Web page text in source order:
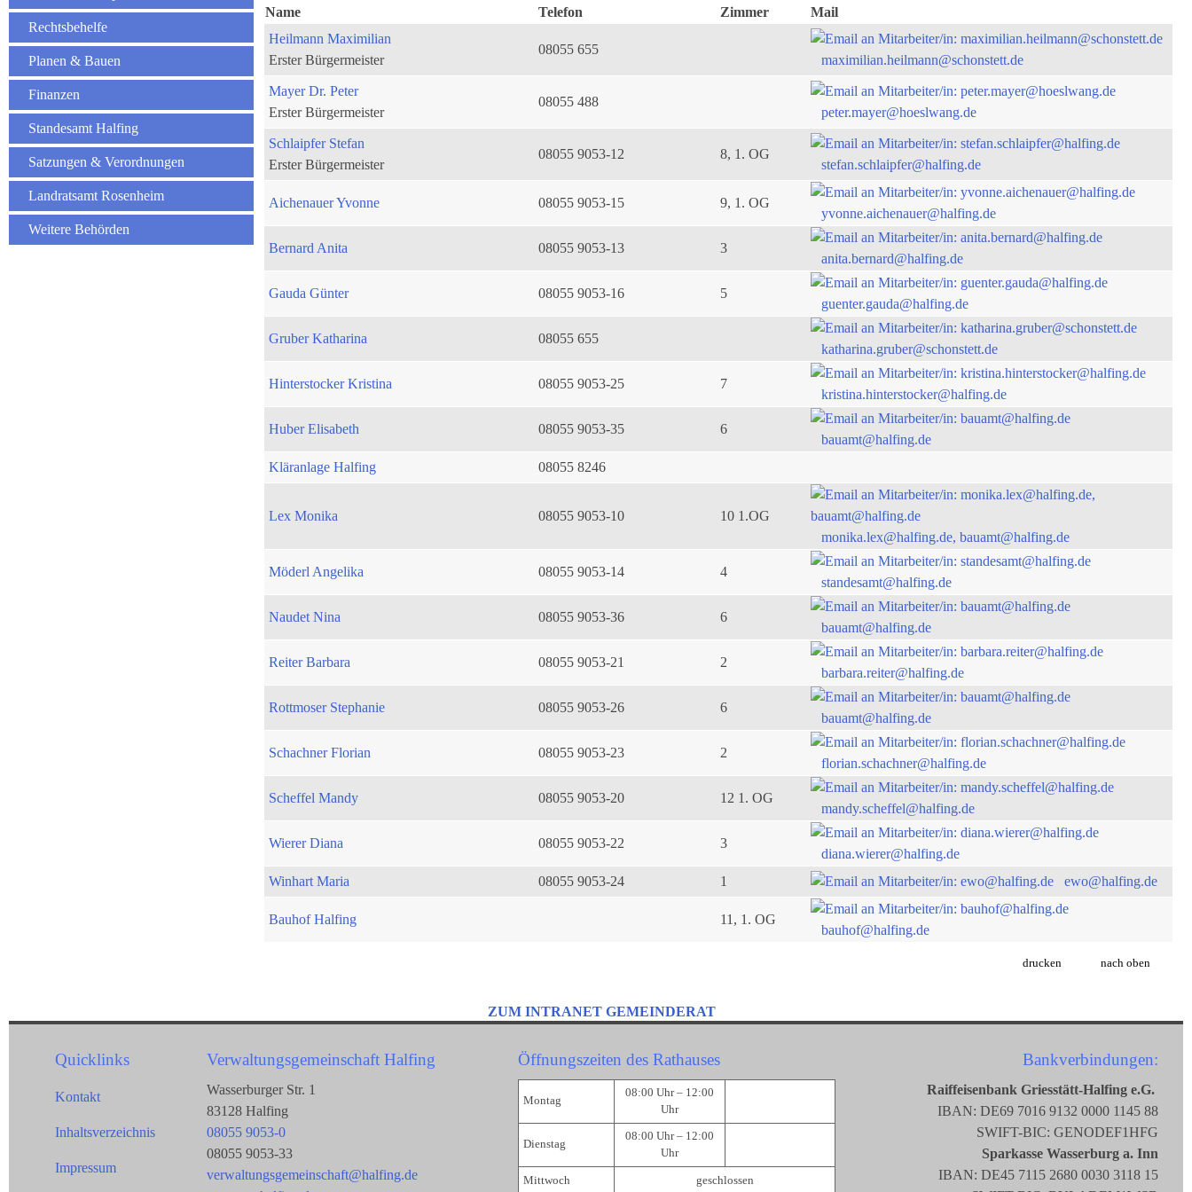
Rechtsbehelfe
Planen & Bauen
Finanzen
Standesamt Halfing
Satzungen & Verordnungen
Landratsamt Rosenheim
Weitere Behörden
Name
Telefon Zimmer
Mail
Heilmann Maximilian
Erster Bürgermeister
08055 655
maximilian.heilmann@schonstett.de
Mayer Dr. Peter
Erster Bürgermeister
08055 488
peter.mayer@hoeslwang.de
Schlaipfer Stefan
Erster Bürgermeister
08055 9053-12 8, 1. OG
stefan.schlaipfer@halfing.de
Aichenauer Yvonne 08055 9053-15 9, 1. OG
yvonne.aichenauer@halfing.de
Bernard Anita 08055 9053-13 3
anita.bernard@halfing.de
Gauda Günter 08055 9053-16 5
guenter.gauda@halfing.de
Gruber Katharina 08055 655
katharina.gruber@schonstett.de
Hinterstocker Kristina 08055 9053-25 7
kristina.hinterstocker@halfing.de
Huber Elisabeth 08055 9053-35 6
bauamt@halfing.de
Kläranlage Halfing
08055 8246
Lex Monika 08055 9053-10
10 1.OG
monika.lex@halfing.de, bauamt@halfing.de
Möderl Angelika 08055 9053-14 4
standesamt@halfing.de
Naudet Nina 08055 9053-36 6
bauamt@halfing.de
Reiter Barbara 08055 9053-21 2
barbara.reiter@halfing.de
Rottmoser Stephanie 08055 9053-26 6
bauamt@halfing.de
Schachner Florian 08055 9053-23 2
florian.schachner@halfing.de
Scheffel Mandy 08055 9053-20 12 1. OG
mandy.scheffel@halfing.de
Wierer Diana 08055 9053-22 3
diana.wierer@halfing.de
Winhart Maria
08055 9053-24 1 ewo@halfing.de
Bauhof Halfing 11, 1. OG
bauhof@halfing.de
drucken nach oben
ZUM INTRANET GEMEINDERAT
Quicklinks
Kontakt
Inhaltsverzeichnis
Impressum
Verwaltungsgemeinschaft Halfing
Wasserburger Str. 1
83128 Halfing
08055 9053-0
08055 9053-33
verwaltungsgemeinschaft@halfing.de
Öffnungszeiten des Rathauses
Montag
08:00 Uhr – 12:00
Uhr
Dienstag
08:00 Uhr – 12:00
Uhr
Mittwoch geschlossen
Bankverbindungen:
Raiffeisenbank Griesstätt-Halfing e.G.
IBAN: DE69 7016 9132 0000 1145 88
SWIFT-BIC: GENODEF1HFG
Sparkasse Wasserburg a. Inn
IBAN: DE45 7115 2680 0030 3118 15